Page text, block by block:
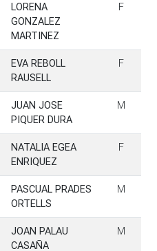
LORENA
GONZALEZ
MARTINEZ
F
EVA REBOLL
RAUSELL
F
JUAN JOSE
PIQUER DURA
M
NATALIA EGEA
ENRIQUEZ
F
PASCUAL PRADES
ORTELLS
M
JOAN PALAU
CASAÑA
M